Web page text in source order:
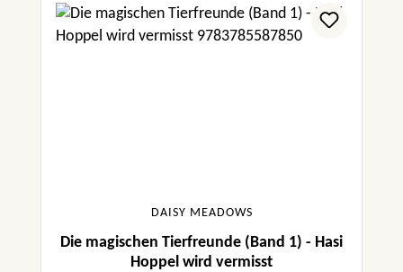
DAISY MEADOWS
Die magischen Tierfreunde (Band 1) - Hasi
Hoppel wird vermisst